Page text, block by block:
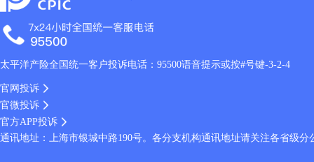
太平洋产险全国统一客户投诉电话：95500语音提示或按#号键-3-2-4
官网投诉
官微投诉
官方APP投诉
通讯地址：上海市银城中路190号。各分支机构通讯地址请关注各省级